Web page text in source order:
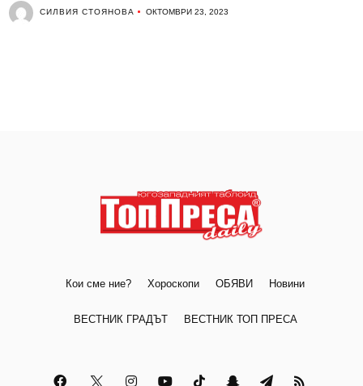
СИЛВИЯ СТОЯНОВА ОКТОМВРИ 23, 2023
Кои сме ние? Хороскопи ОБЯВИ Новини
ВЕСТНИК ГРАДЪТ ВЕСТНИК ТОП ПРЕСА